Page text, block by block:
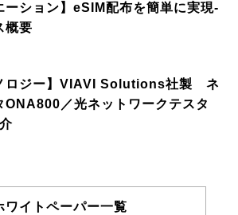
ーション】eSIM配布を簡単に実現-
概要
ロジー】VIAVI Solutions社製 ネ
ONA800／光ネットワークテスタ
ワイトペーパー一覧